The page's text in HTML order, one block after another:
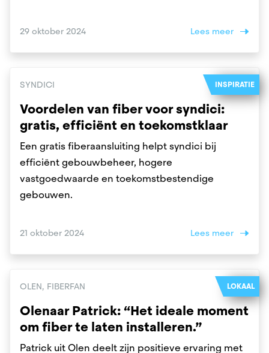
29 oktober 2024 Lees meer
INSPIRATIE
SYNDICI
Voordelen van fiber voor syndici:
gratis, efficiënt en toekomstklaar
Een gratis fiberaansluiting helpt syndici bij
efficiënt gebouwbeheer, hogere
vastgoedwaarde en toekomstbestendige
gebouwen.
21 oktober 2024 Lees meer
LOKAAL
OLEN, FIBERFAN
Olenaar Patrick: “Het ideale moment
om fiber te laten installeren.”
Patrick uit Olen deelt zijn positieve ervaring met